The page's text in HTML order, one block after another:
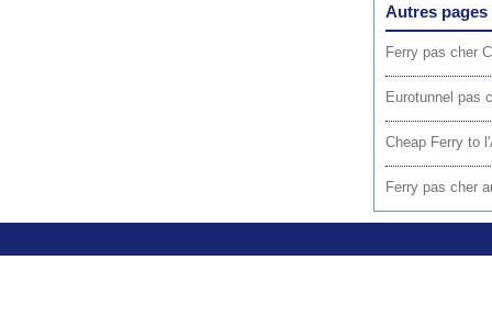
Autres pages
Ferry pas cher
Eurotunnel pas
Cheap Ferry to
Ferry pas cher